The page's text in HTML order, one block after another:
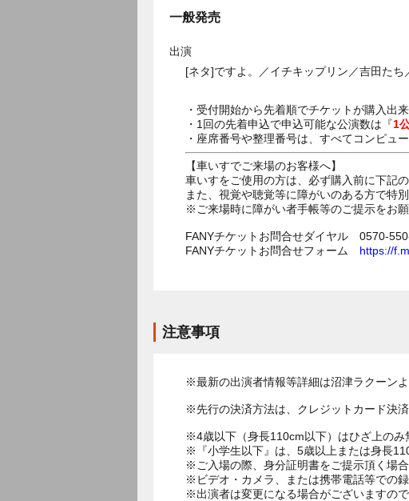
一般発売
出演
[ネタ]ですよ。／イチキップリン／吉田た
・受付開始から先着順でチケットが購入出
・1回の先着申込で申込可能な公演数は『1
・座席番号や整理番号は、すべてコンピュ
【車いすでご来場のお客様へ】
車いすをご使用の方は、必ず購入前に下記
また、視覚や聴覚等に障がいのある方で特
※ご来場時に障がい者手帳等のご提示をお願
FANYチケットお問合せダイヤル 0570-
FANYチケットお問合せフォーム https://
注意事項
※最新の出演者情報等詳細は沼津ラクーン
※先行の決済方法は、クレジットカード決済
※4歳以下（身長110cm以下）はひざ上のみ
※『小学生以下』は、5歳以上または身長
※ご入場の際、身分証明書をご提示頂く場合
※ビデオ・カメラ、または携帯電話等での
※出演者は変更になる場合がございますの